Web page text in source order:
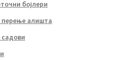
бојлери
алишта